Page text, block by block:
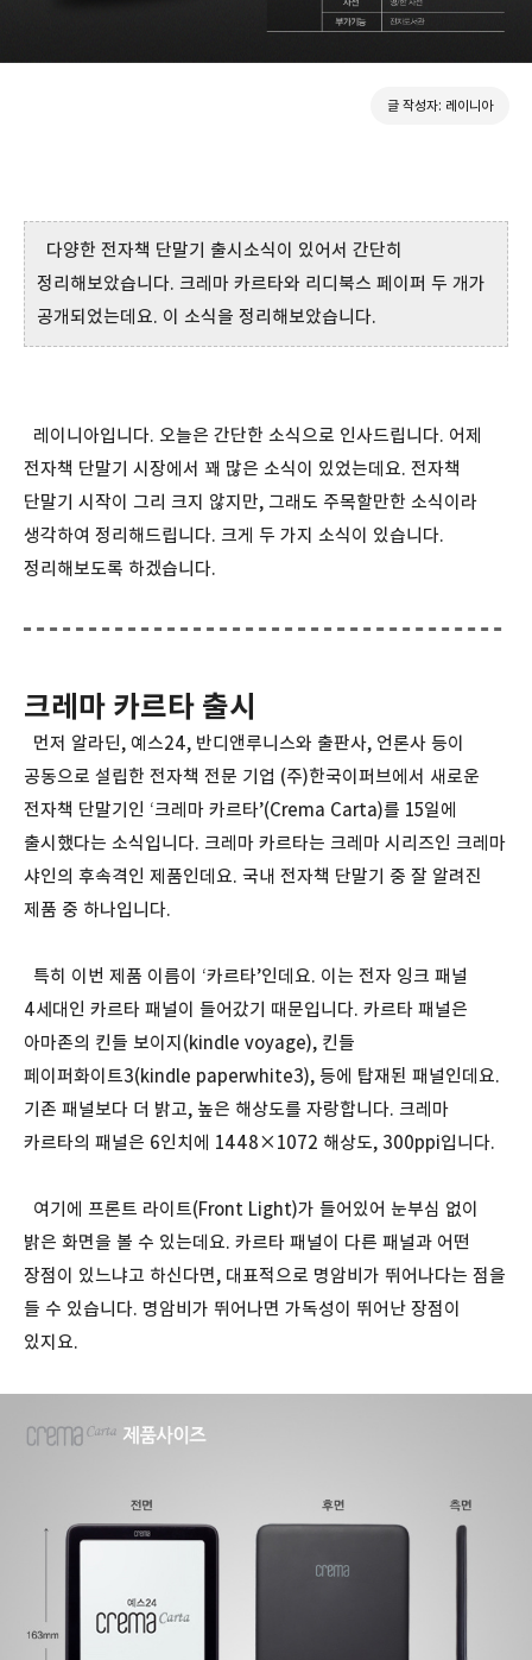
글 작성자: 레이니아
다양한 전자책 단말기 출시소식이 있어서 간단히
정리해보았습니다. 크레마 카르타와 리디북스 페이퍼 두 개가
공개되었는데요. 이 소식을 정리해보았습니다.
레이니아입니다. 오늘은 간단한 소식으로 인사드립니다. 어제
전자책 단말기 시장에서 꽤 많은 소식이 있었는데요. 전자책
단말기 시작이 그리 크지 않지만, 그래도 주목할만한 소식이라
생각하여 정리해드립니다. 크게 두 가지 소식이 있습니다.
정리해보도록 하겠습니다.
크레마 카르타 출시
먼저 알라딘, 예스24, 반디앤루니스와 출판사, 언론사 등이
공동으로 설립한 전자책 전문 기업 (주)한국이퍼브에서 새로운
전자책 단말기인 ‘크레마 카르타’(Crema Carta)를 15일에
출시했다는 소식입니다. 크레마 카르타는 크레마 시리즈인 크레마
샤인의 후속격인 제품인데요. 국내 전자책 단말기 중 잘 알려진
제품 중 하나입니다.
특히 이번 제품 이름이 ‘카르타’인데요. 이는 전자 잉크 패널
4세대인 카르타 패널이 들어갔기 때문입니다. 카르타 패널은
아마존의 킨들 보이지(kindle voyage), 킨들
페이퍼화이트3(kindle paperwhite3), 등에 탑재된 패널인데요.
기존 패널보다 더 밝고, 높은 해상도를 자랑합니다. 크레마
카르타의 패널은 6인치에 1448×1072 해상도, 300ppi입니다.
여기에 프론트 라이트(Front Light)가 들어있어 눈부심 없이
밝은 화면을 볼 수 있는데요. 카르타 패널이 다른 패널과 어떤
장점이 있느냐고 하신다면, 대표적으로 명암비가 뛰어나다는 점을
들 수 있습니다. 명암비가 뛰어나면 가독성이 뛰어난 장점이
있지요.